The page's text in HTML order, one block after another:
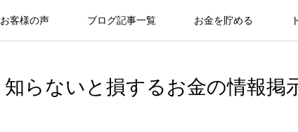
お客様の声 ブログ記事一覧 お金を貯める
知らないと損するお金の情報掲